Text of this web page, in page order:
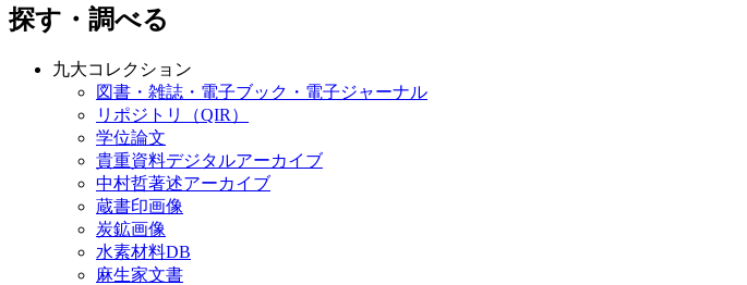
探す・調べる
九大コレクション
図書・雑誌・電子ブック・電子ジャーナル
リポジトリ（QIR）
学位論文
貴重資料デジタルアーカイブ
中村哲著述アーカイブ
蔵書印画像
炭鉱画像
水素材料DB
麻生家文書